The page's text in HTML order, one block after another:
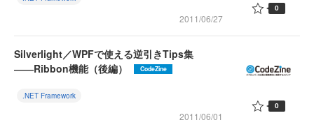
2011/06/27
0
Silverlight／WPFで使える逆引きTips集
――Ribbon機能（後編）
CodeZine
.NET Framework
2011/06/01
0